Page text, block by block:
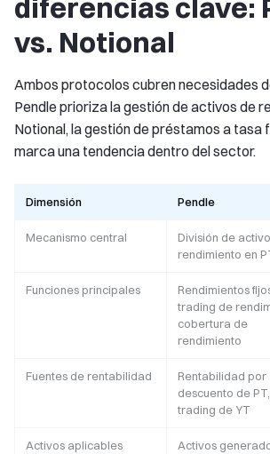
diferencias clave:
vs. Notional
Ambos protocolos cubren necesidades
Pendle prioriza la gestión de activos de
Notional, la gestión de préstamos a tasa
marca una tendencia dentro del sector.
Dimensión Pendle
Mecanismo central
División de
rendimiento en
Funciones principales
Rendimientos
trading de
cobertura de
rendimiento
Fuentes de rentabilidad
Rentabilidad por
descuento de PT,
trading de YT
Activos aplicables
Activos